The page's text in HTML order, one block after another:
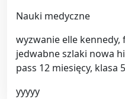
Nauki medyczne
wyzwanie elle
jedwabne szlaki nowa
pass 12 miesięcy, klasa
yyyyy